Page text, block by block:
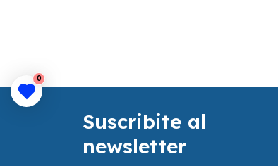
Suscribite al
newsletter
0